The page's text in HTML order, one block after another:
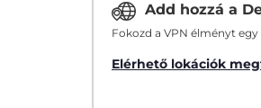
Add hozzá a
Fokozd a VPN élményt
Elérhető lokációk